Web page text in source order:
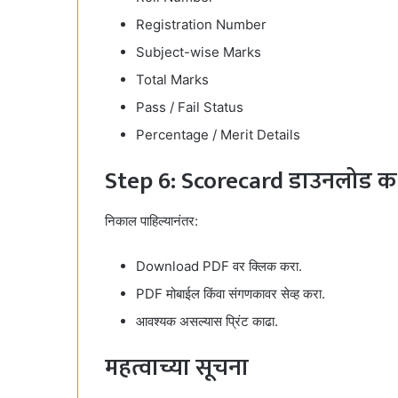
Registration Number
Subject-wise Marks
Total Marks
Pass / Fail Status
Percentage / Merit Details
Step 6: Scorecard डाउनलोड
निकाल पाहिल्यानंतर:
Download PDF वर क्लिक करा.
PDF मोबाईल किंवा संगणकावर सेव्ह करा.
आवश्यक असल्यास प्रिंट काढा.
महत्वाच्या सूचना